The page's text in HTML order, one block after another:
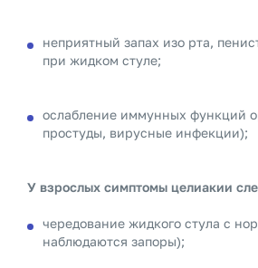
неприятный запах изо рта,
при жидком стуле;
ослабление иммунных функций
простуды, вирусные инфекции);
У взрослых симптомы целиакии
чередование жидкого стула с
наблюдаются запоры);